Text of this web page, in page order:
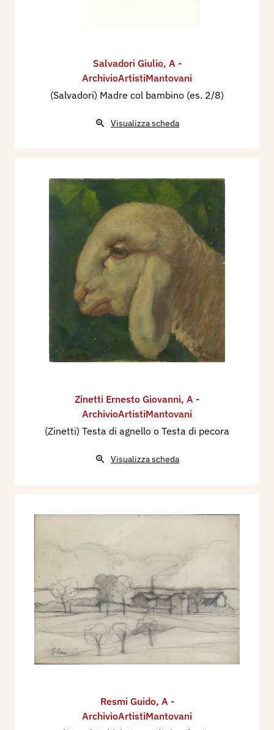
Salvadori Giulio, A -
ArchivioArtistiMantovani
(Salvadori) Madre col bambino (es. 2/8)
Visualizza scheda
Zinetti Ernesto Giovanni, A -
ArchivioArtistiMantovani
(Zinetti) Testa di agnello o Testa di pecora
Visualizza scheda
Resmi Guido, A -
ArchivioArtistiMantovani